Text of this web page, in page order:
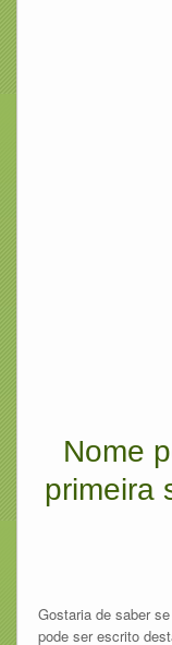
Nome
primeira
Gostaria de saber
pode ser escrito